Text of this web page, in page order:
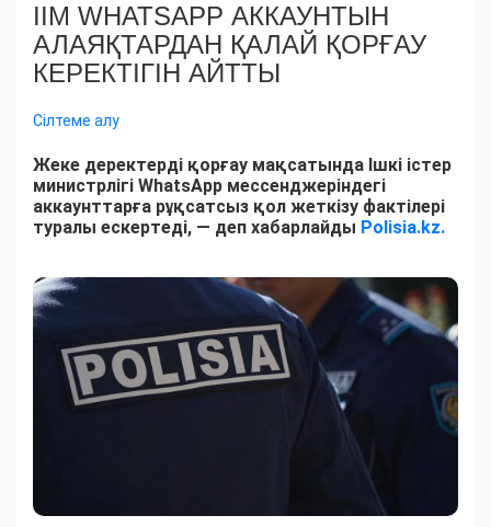
ІІМ WHATSAPP АККАУНТЫН
АЛАЯҚТАРДАН ҚАЛАЙ ҚОРҒАУ
КЕРЕКТІГІН АЙТТЫ
Сілтеме алу
Жеке деректерді қорғау мақсатында Ішкі істер
министрлігі WhatsApp мессенджеріндегі
аккаунттарға рұқсатсыз қол жеткізу фактілері
туралы ескертеді, — деп хабарлайды Polisia.kz.